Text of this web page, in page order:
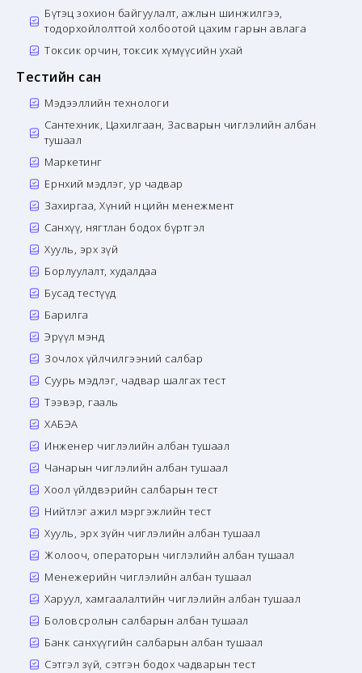
Бүтэц зохион байгуулалт, ажлын шинжилгээ,
тодорхойлолттой холбоотой цахим гарын авлага
Токсик орчин, токсик хүмүүсийн ухай
Тестийн сан
Мэдээллийн технологи
Сантехник, Цахилгаан, Засварын чиглэлийн албан
тушаал
Маркетинг
Ерөнхий мэдлэг, ур чадвар
Захиргаа, Хүний нөөцийн менежмент
Санхүү, нягтлан бодох бүртгэл
Хууль, эрх зүй
Борлуулалт, худалдаа
Бусад тестүүд
Барилга
Эрүүл мэнд
Зочлох үйлчилгээний салбар
Суурь мэдлэг, чадвар шалгах тест
Тээвэр, гааль
ХАБЭА
Инженер чиглэлийн албан тушаал
Чанарын чиглэлийн албан тушаал
Хоол үйлдвэрийн салбарын тест
Нийтлэг ажил мэргэжлийн тест
Хууль, эрх зүйн чиглэлийн албан тушаал
Жолооч, операторын чиглэлийн албан тушаал
Менежерийн чиглэлийн албан тушаал
Харуул, хамгаалалтийн чиглэлийн албан тушаал
Боловсролын салбарын албан тушаал
Банк санхүүгийн салбарын албан тушаал
Сэтгэл зүй, сэтгэн бодох чадварын тест